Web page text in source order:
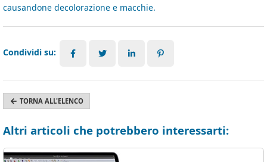
causandone decolorazione e macchie.
Condividi su:
TORNA ALL'ELENCO
Altri articoli che potrebbero interessarti: